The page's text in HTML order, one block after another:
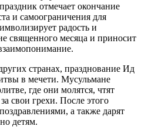
отмечает окончание
и самоограничения для
радость и
священного месяца и приносит
странах, празднование Ид
в мечети. Мусульмане
где они молятся, чтят
свои грехи. После этого
а также дарят
детям.